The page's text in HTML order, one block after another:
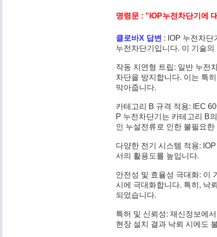
명령문 : "IOP누전차단기에
클로바X 답변 : IOP 누전차단
누전차단기입니다. 이 기술
작동 지연형 트립: 일반 누전
차단을 방지합니다. 이는 특
막아줍니다.
카테고리 B 규격 적용: IEC
P 누전차단기는 카테고리 B
인 누설전류로 인한 불필요
다양한 전기 시스템 적용:
서의 활용도를 높입니다.
안전성 및 효율성 극대화: 이
시에 극대화합니다. 특히, 낙
되었습니다.
특허 및 신뢰성: 재신정보에
현장 설치 결과 낙뢰 시에도